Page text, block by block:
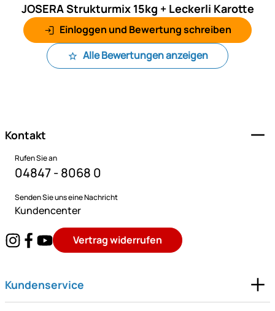
JOSERA Strukturmix 15kg + Leckerli Karotte
Einloggen und Bewertung schreiben
Alle Bewertungen anzeigen
Kontakt
Rufen Sie an
04847 - 8068 0
Senden Sie uns eine Nachricht
Kundencenter
Vertrag widerrufen
Kundenservice